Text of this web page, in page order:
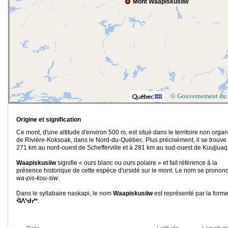
Mont Waapiskusiiw
© Gouvernement du
Origine et signification
Ce mont, d'une altitude d'environ 500 m, est situé dans le territoire non
de Rivière-Koksoak, dans le Nord-du-Québec. Plus précisément, il se trouve
271 km au nord-ouest de Schefferville et à 281 km au sud-ouest de
Waapiskusiiwsignifie « ours blanc ou ours polaire » et fait référence à la
présence historique de cette espèce d'ursidé sur le mont. Le nom se
wa-pis-kou-siw.
Dans le syllabaire naskapi, le nom Waapiskusiiwest représenté par la forme
ᐛᐱᔅᑯᓯᐤ.